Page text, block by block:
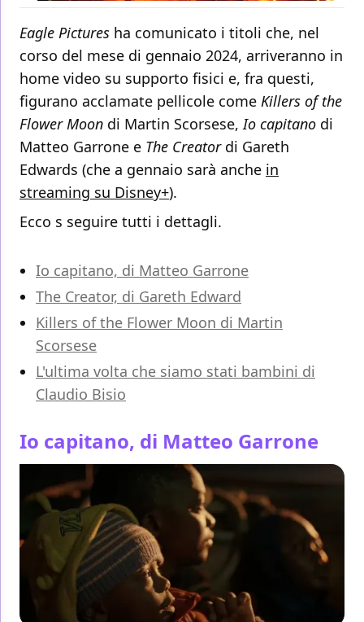
Eagle Pictures ha comunicato i titoli che, nel
corso del mese di gennaio 2024, arriveranno in
home video su supporto fisici e, fra questi,
figurano acclamate pellicole come Killers of the
Flower Moon di Martin Scorsese,Io capitano di
Matteo Garrone e The Creatordi Gareth
Edwards (che a gennaio sarà anche in
streaming su Disney+).
Ecco s seguire tutti i dettagli.
Io capitano, di Matteo Garrone
The Creator, di Gareth Edward
Killers of the Flower Moon di Martin
Scorsese
L'ultima volta che siamo stati bambini di
Claudio Bisio
Io capitano, di Matteo Garrone